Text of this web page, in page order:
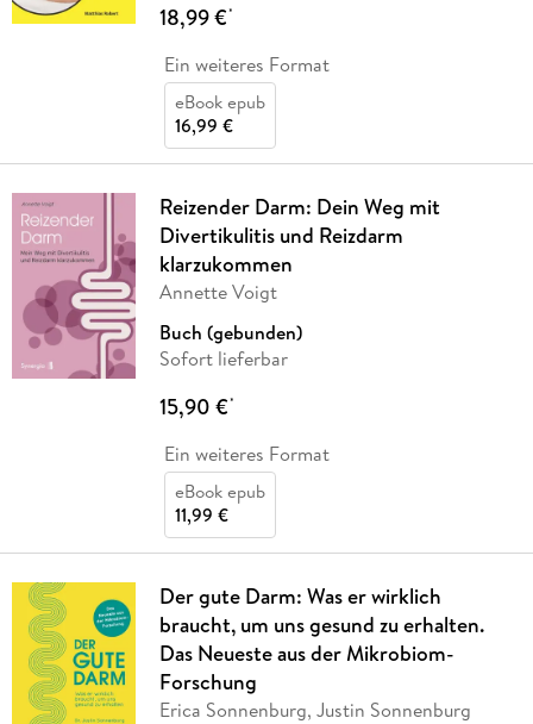
18,99 €*
Ein weiteres Format
eBook epub
16,99 €
Reizender Darm: Dein Weg mit
Divertikulitis und Reizdarm
klarzukommen
Annette Voigt
Buch (gebunden)
Sofort lieferbar
15,90 €*
Ein weiteres Format
eBook epub
11,99 €
Der gute Darm: Was er wirklich
braucht, um uns gesund zu erhalten.
Das Neueste aus der Mikrobiom-
Forschung
Erica Sonnenburg, Justin Sonnenburg